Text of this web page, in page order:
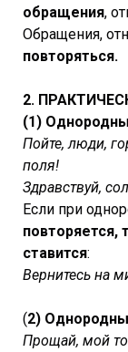
обращения,
Обращения,
повторяться.
2.
(1)
Пойте, люди,
поля!
Здравствуй,
Если при
повторяется,
ставится:
Вернитесь на
(2)
Прощай, мой